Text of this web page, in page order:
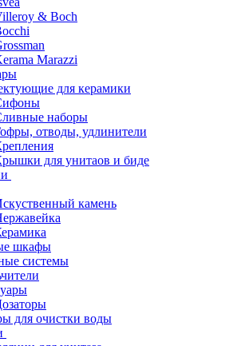
& Boch
Marazzi
для керамики
наборы
отводы, удлинители
для унитаов и биде
камень
шкафы
системы
для очистки воды